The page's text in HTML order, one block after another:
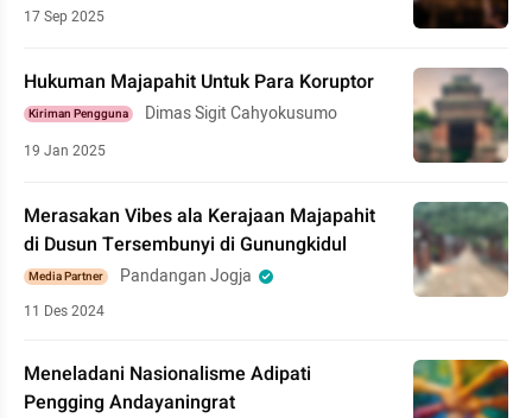
17 Sep 2025
Hukuman Majapahit Untuk Para Koruptor
Kiriman Pengguna Dimas Sigit Cahyokusumo
19 Jan 2025
Merasakan Vibes ala Kerajaan Majapahit
di Dusun Tersembunyi di Gunungkidul
Media Partner Pandangan Jogja
11 Des 2024
Meneladani Nasionalisme Adipati
Pengging Andayaningrat